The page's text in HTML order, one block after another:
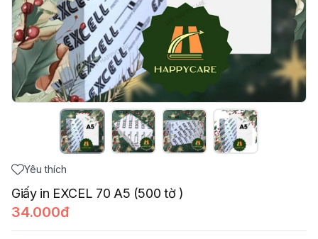
Yêu thích
Giấy in EXCEL 70 A5 (500 tờ )
34.000đ